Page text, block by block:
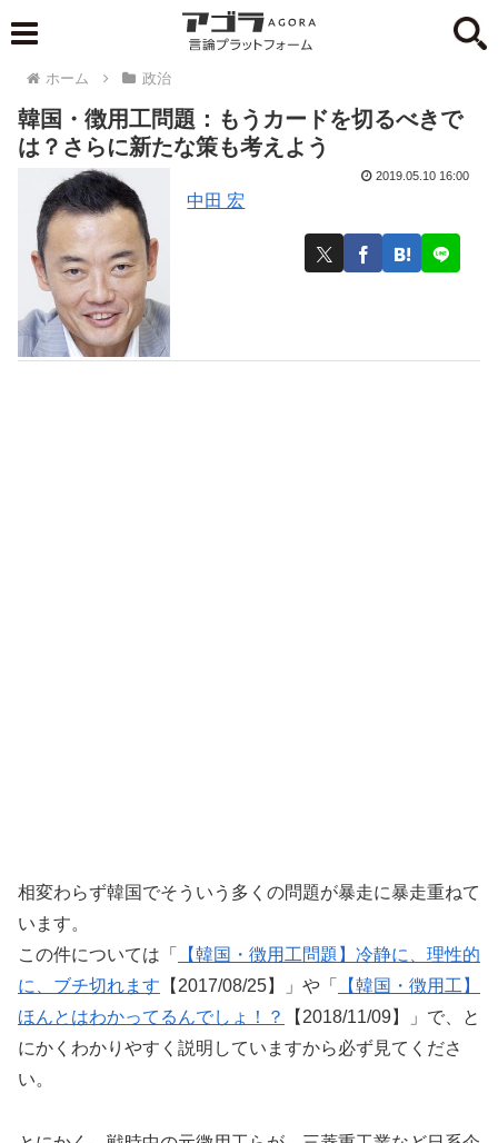
ホーム 政治
韓国・徴用工問題：もうカードを切るべきで
は？さらに新たな策も考えよう
中田 宏
2019.05.10 16:00
相変わらず韓国でそういう多くの問題が暴走に暴走重ねて
います。
この件については「
【韓国・徴用工問題】冷静に、理性的
に、ブチ切れます 【2017/08/25】」や「
【韓国・徴用工】
ほんとはわかってるんでしょ！？
【2018/11/09】」で、と
にかくわかりやすく説明していますから必ず見てくださ
い。